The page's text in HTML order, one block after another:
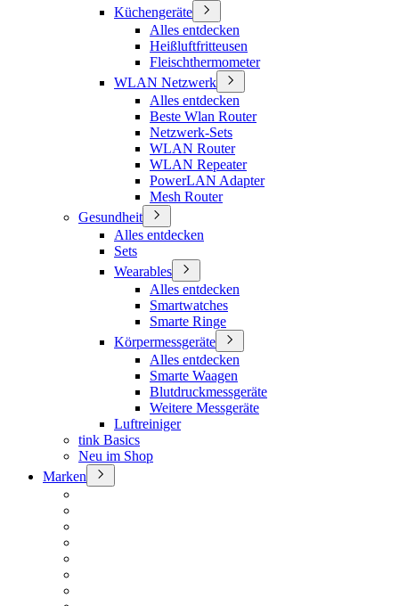
Küchengeräte
Alles entdecken
Heißluftfritteusen
Fleischthermometer
WLAN Netzwerk
Alles entdecken
Beste Wlan Router
Netzwerk-Sets
WLAN Router
WLAN Repeater
PowerLAN Adapter
Mesh Router
Gesundheit
Alles entdecken
Sets
Wearables
Alles entdecken
Smartwatches
Smarte Ringe
Körpermessgeräte
Alles entdecken
Smarte Waagen
Blutdruckmessgeräte
Weitere Messgeräte
Luftreiniger
tink Basics
Neu im Shop
Marken